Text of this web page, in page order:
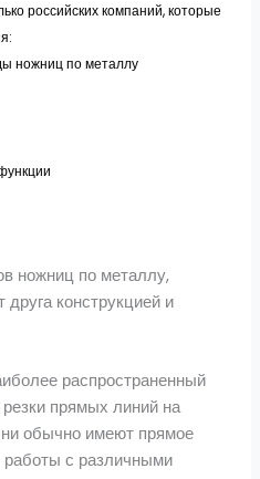
российских компаний, которые
ножниц по металлу
ножниц по металлу,
друга конструкцией и
распространенный
прямых линий на
обычно имеют прямое
с различными